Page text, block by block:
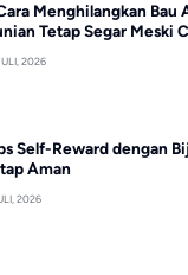
Menghilangkan Bau
Tetap Segar Meski
2026
Self-Reward dengan
Aman
2026